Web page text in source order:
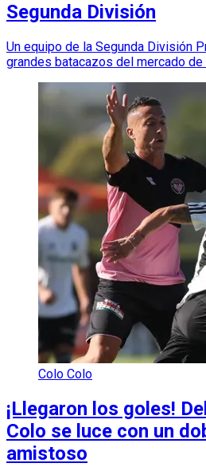
Segunda División
Un equipo de la Segunda División
grandes batacazos del mercado de
Colo Colo
¡Llegaron los goles!
Colo se luce con un
amistoso